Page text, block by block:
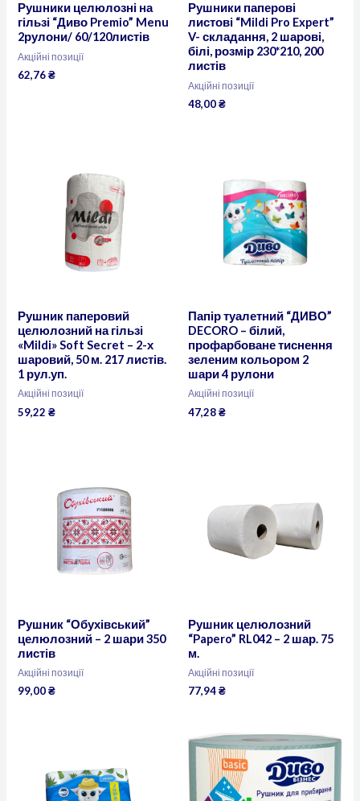
Рушники целюлозні на
гільзі “Диво Premio” Menu
2рулони/ 60/120листів
Акційні позиції
62,76₴
Рушники паперові
листові “Mildi Pro Expert”
V- складання, 2 шарові,
білі, розмір 230*210, 200
листів
Акційні позиції
48,00₴
Рушник паперовий
целюлозний на гільзі
«Mildi» Soft Secret – 2-х
шаровий, 50 м. 217 листів.
1 рул.уп.
Акційні позиції
59,22₴
Папір туалетний “ДИВО”
DECORO – білий,
профарбоване тиснення
зеленим кольором 2
шари 4 рулони
Акційні позиції
47,28₴
Рушник “Обухівський”
целюлозний – 2 шари 350
листів
Акційні позиції
99,00₴
Рушник целюлозний
“Papero” RL042 – 2 шар. 75
м.
Акційні позиції
77,94₴